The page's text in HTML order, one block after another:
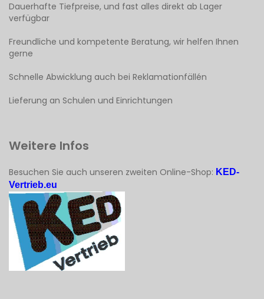
Dauerhafte Tiefpreise, und fast alles direkt ab Lager
verfügbar
Freundliche und kompetente Beratung, wir helfen Ihnen
gerne
Schnelle Abwicklung auch bei Reklamationfällén
Lieferung an Schulen und Einrichtungen
Weitere Infos
Besuchen Sie auch unseren zweiten Online-Shop: KED-
Vertrieb.eu